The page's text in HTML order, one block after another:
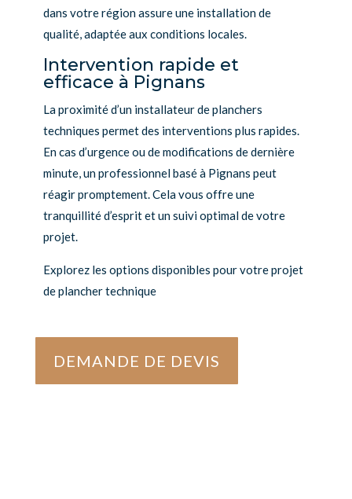
dans votre région assure une installation de
qualité, adaptée aux conditions locales.
Intervention rapide et
efficace à Pignans
La proximité d’un installateur de planchers
techniques permet des interventions plus rapides.
En cas d’urgence ou de modifications de dernière
minute, un professionnel basé à Pignans peut
réagir promptement. Cela vous offre une
tranquillité d’esprit et un suivi optimal de votre
projet.
Explorez les options disponibles pour votre projet
de plancher technique
DEMANDE DE DEVIS